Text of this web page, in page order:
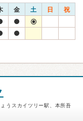
金 土 日 祝
うスカイツリー駅、本所吾